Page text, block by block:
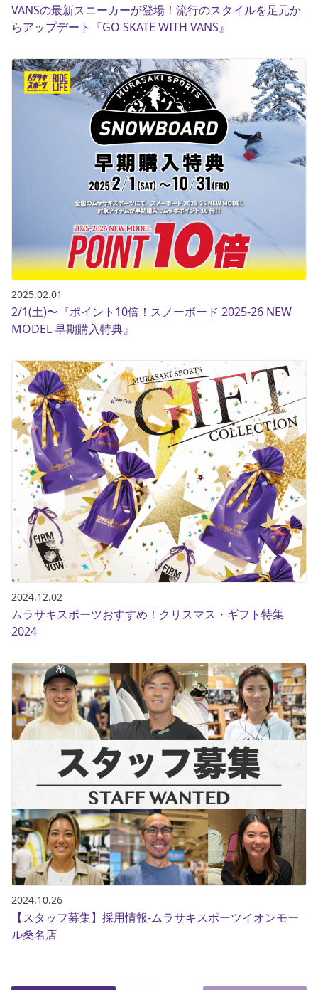
VANSの最新スニーカーが登場！流行のスタイルを足元か
らアップデート『GO SKATE WITH VANS』
2025.02.01
2/1(土)〜『ポイント10倍！スノーボード 2025-26 NEW
MODEL 早期購入特典』
2024.12.02
ムラサキスポーツおすすめ！クリスマス・ギフト特集
2024
2024.10.26
【スタッフ募集】採用情報-ムラサキスポーツイオンモー
ル桑名店